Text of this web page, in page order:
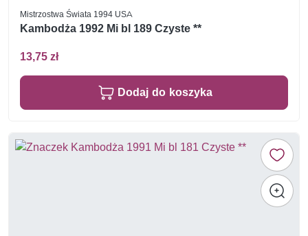
Mistrzostwa Świata 1994 USA
Kambodża 1992 Mi bl 189 Czyste **
13,75 zł
Dodaj do koszyka